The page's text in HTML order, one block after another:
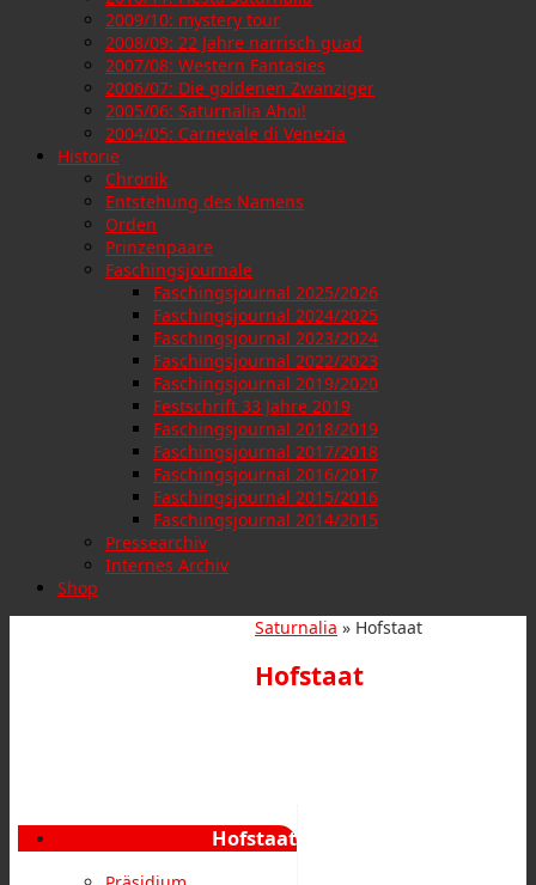
2009/10: mystery tour
2008/09: 22 Jahre narrisch guad
2007/08: Western Fantasies
2006/07: Die goldenen Zwanziger
2005/06: Saturnalia Ahoi!
2004/05: Carnevale di Venezia
Historie
Chronik
Entstehung des Namens
Orden
Prinzenpaare
Faschingsjournale
Faschingsjournal 2025/2026
Faschingsjournal 2024/2025
Faschingsjournal 2023/2024
Faschingsjournal 2022/2023
Faschingsjournal 2019/2020
Festschrift 33 Jahre 2019
Faschingsjournal 2018/2019
Faschingsjournal 2017/2018
Faschingsjournal 2016/2017
Faschingsjournal 2015/2016
Faschingsjournal 2014/2015
Pressearchiv
Internes Archiv
Shop
Saturnalia » Hofstaat
Hofstaat
Hofstaat